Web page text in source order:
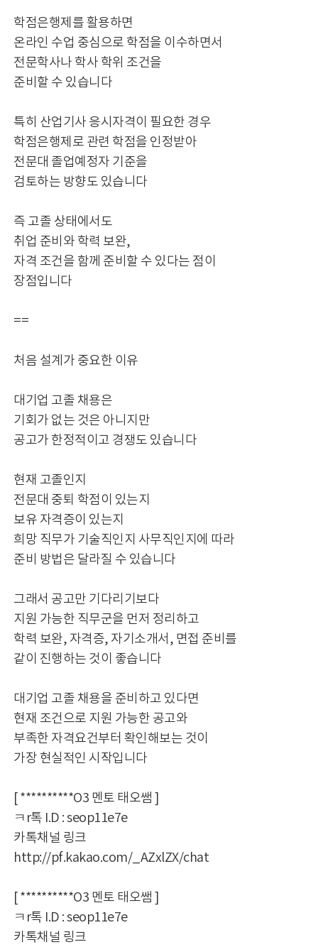
학점은행제를 활용하면
온라인 수업 중심으로 학점을 이수하면서
전문학사나 학사 학위 조건을
준비할 수 있습니다
특히 산업기사 응시자격이 필요한 경우
학점은행제로 관련 학점을 인정받아
전문대 졸업예정자 기준을
검토하는 방향도 있습니다
즉 고졸 상태에서도
취업 준비와 학력 보완,
자격 조건을 함께 준비할 수 있다는 점이
장점입니다
==
처음 설계가 중요한 이유
대기업 고졸 채용은
기회가 없는 것은 아니지만
공고가 한정적이고 경쟁도 있습니다
현재 고졸인지
전문대 중퇴 학점이 있는지
보유 자격증이 있는지
희망 직무가 기술직인지 사무직인지에 따라
준비 방법은 달라질 수 있습니다
그래서 공고만 기다리기보다
지원 가능한 직무군을 먼저 정리하고
학력 보완, 자격증, 자기소개서, 면접 준비를
같이 진행하는 것이 좋습니다
대기업 고졸 채용을 준비하고 있다면
현재 조건으로 지원 가능한 공고와
부족한 자격요건부터 확인해보는 것이
가장 현실적인 시작입니다
[ **********O3 멘토 태오쌤 ]
ㅋr톡 I.D : seop11e7e
카톡채널 링크
http://pf.kakao.com/_AZxlZX/chat
[ **********O3 멘토 태오쌤 ]
ㅋr톡 I.D : seop11e7e
카톡채널 링크